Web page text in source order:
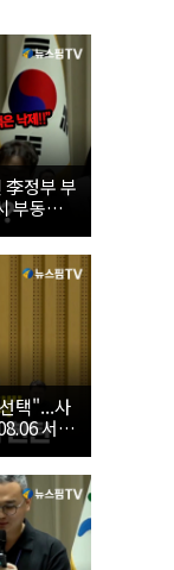
정부 부
부동산
택"...사
서울